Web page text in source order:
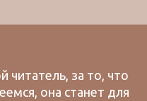
читатель, за то, что
она станет для